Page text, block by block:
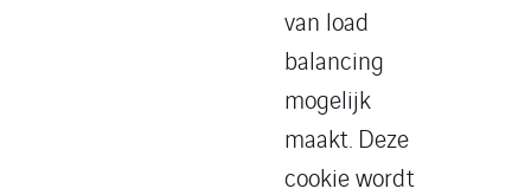
van load
balancing
mogelijk
maakt. Deze
cookie wordt